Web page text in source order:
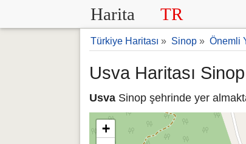
Harita TR
Türkiye Haritası » Sinop » Önemli
Usva Haritası Sinop
Usva Sinop şehrinde yer
+